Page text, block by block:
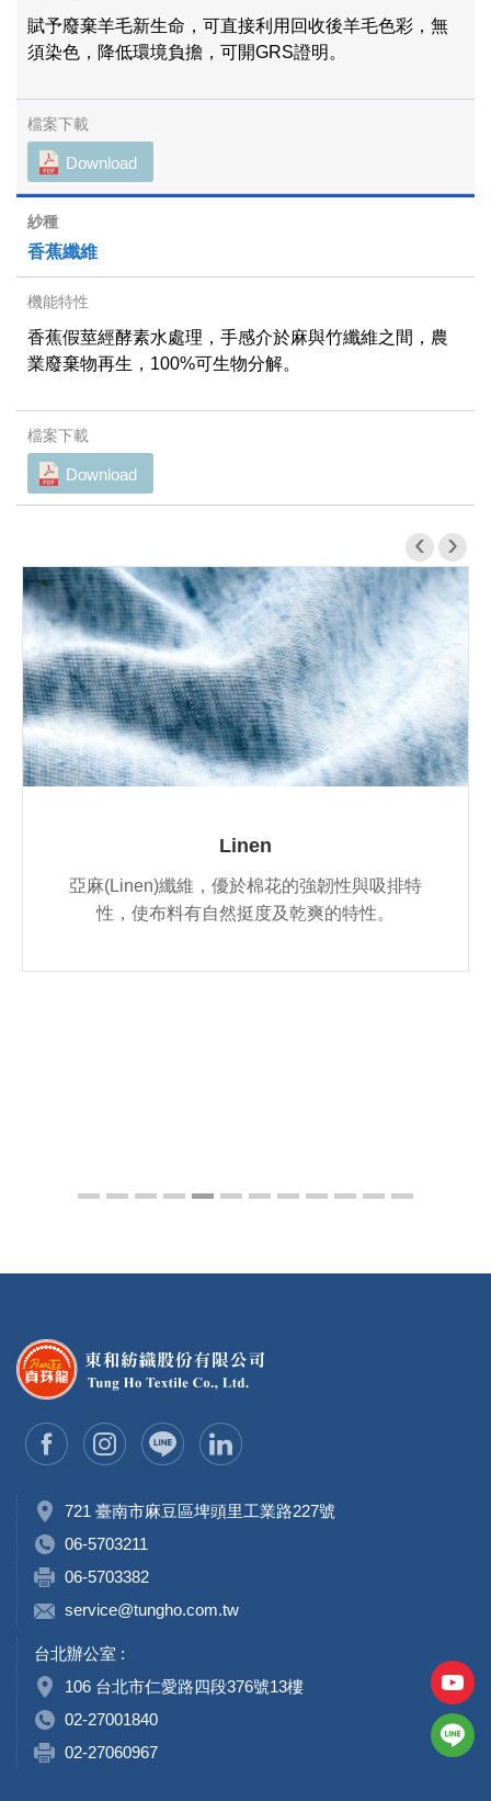
賦予廢棄羊毛新生命，可直接利用回收後羊毛色彩，無
須染色，降低環境負擔，可開GRS證明。
Download
香蕉纖維
香蕉假莖經酵素水處理，手感介於麻與竹纖維之間，農
業廢棄物再生，100%可生物分解。
Download
Linen
亞麻(Linen)纖維，優於棉花的強韌性與吸排特
性，使布料有自然挺度及乾爽的特性。
‹ ›
721 臺南市麻豆區埤頭里工業路227號
06-5703211
06-5703382
service@tungho.com.tw
台北辦公室 :
106 台北市仁愛路四段376號13樓
02-27001840
02-27060967